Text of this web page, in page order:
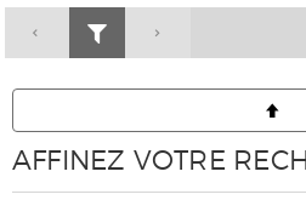
AFFINEZ VOTRE